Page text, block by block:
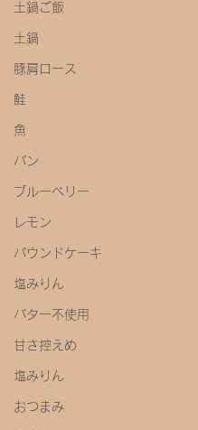
土鍋ご飯
土鍋
豚肩ロース
鮭
魚
パン
ブルーベリー
レモン
パウンドケーキ
塩みりん
バター不使用
甘さ控えめ
塩みりん
おつまみ